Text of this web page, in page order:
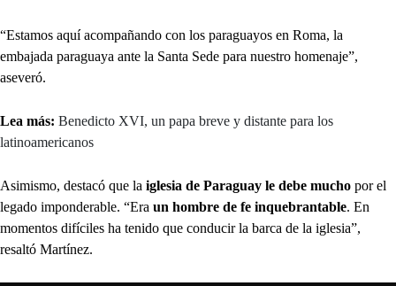
“Estamos aquí acompañando con los paraguayos en Roma, la
embajada paraguaya ante la Santa Sede para nuestro homenaje”,
aseveró.
Lea más: Benedicto XVI, un papa breve y distante para los
latinoamericanos
Asimismo, destacó que la iglesia de Paraguay le debe mucho por el
legado imponderable. “Era un hombre de fe inquebrantable. En
momentos difíciles ha tenido que conducir la barca de la iglesia”,
resaltó Martínez.